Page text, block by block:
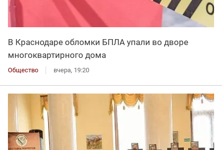
В Краснодаре обломки БПЛА упали во дворе
многоквартирного дома
Общество вчера, 19:20